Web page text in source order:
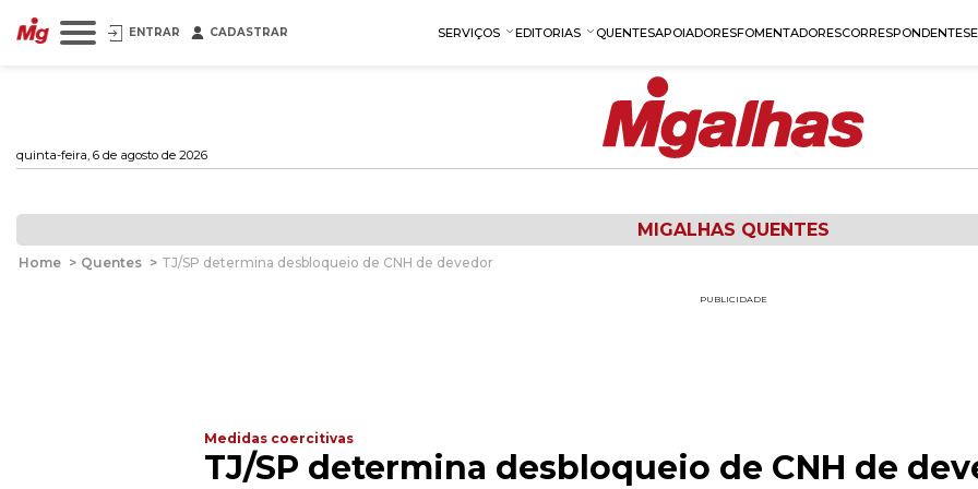
ENTRAR CADASTRAR SERVIÇOS EDITORIAS QUENTESAPOIADORESFOMENTADORESCORRESPONDENTES
quinta-feira, 6 de agosto de 2026
MIGALHAS QUENTES
Home > Quentes > TJ/SP determina desbloqueio de CNH de devedor
PUBLICIDADE
Medidas coercitivas
TJ/SP determina desbloqueio de CNH de